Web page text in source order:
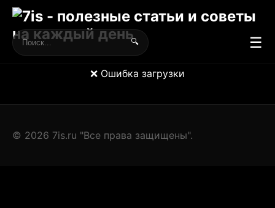
🔍 ☰
❌ Ошибка загрузки
© 2026 7is.ru "Все права защищены".